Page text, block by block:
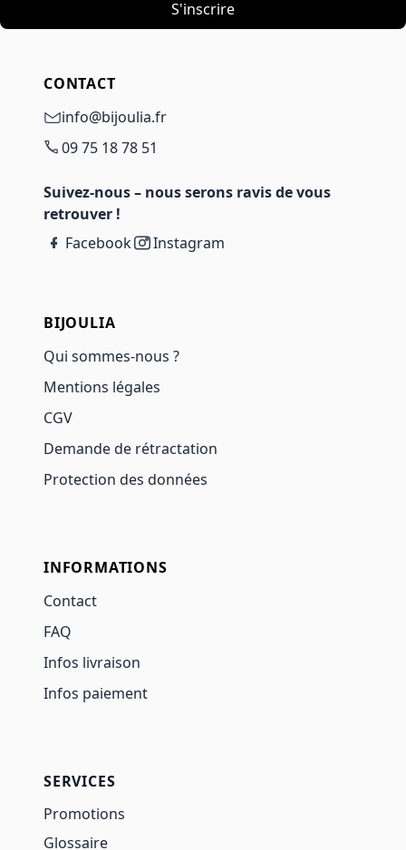
S'inscrire
CONTACT
info@bijoulia.fr
09 75 18 78 51
Suivez-nous – nous serons ravis de vous
retrouver !
Facebook
Instagram
BIJOULIA
Qui sommes-nous ?
Mentions légales
CGV
Demande de rétractation
Protection des données
INFORMATIONS
Contact
FAQ
Infos livraison
Infos paiement
SERVICES
Promotions
Glossaire